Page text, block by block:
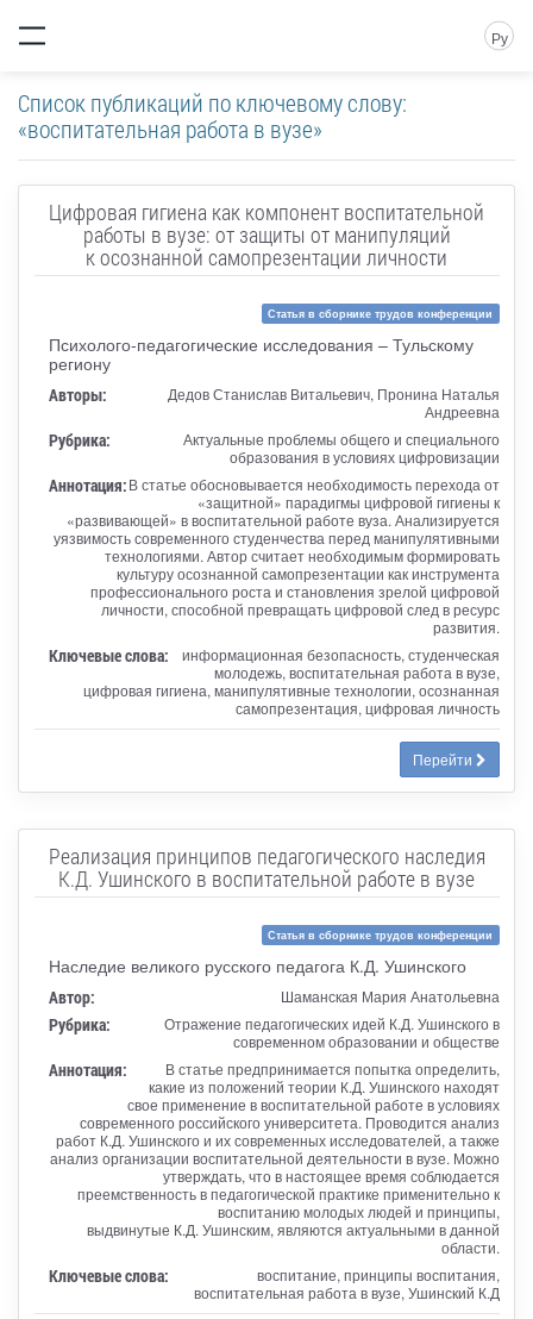
Ру
Список публикаций по ключевому слову:
«воспитательная работа в вузе»
Цифровая гигиена как компонент воспитательной
работы в вузе: от защиты от манипуляций
к осознанной самопрезентации личности
Статья в сборнике трудов конференции
Психолого-педагогические исследования – Тульскому
региону
Авторы:
Дедов Станислав Витальевич, Пронина Наталья
Андреевна
Рубрика:
Актуальные проблемы общего и специального
образования в условиях цифровизации
Аннотация:В статье обосновывается необходимость перехода от
«защитной» парадигмы цифровой гигиены к
«развивающей» в воспитательной работе вуза. Анализируется
уязвимость современного студенчества перед манипулятивными
технологиями. Автор считает необходимым формировать
культуру осознанной самопрезентации как инструмента
профессионального роста и становления зрелой цифровой
личности, способной превращать цифровой след в ресурс
развития.
Ключевые слова:
информационная безопасность, студенческая
молодежь, воспитательная работа в вузе,
цифровая гигиена, манипулятивные технологии, осознанная
самопрезентация, цифровая личность
Перейти
Реализация принципов педагогического наследия
К.Д. Ушинского в воспитательной работе в вузе
Статья в сборнике трудов конференции
Наследие великого русского педагога К.Д. Ушинского
Автор: Шаманская Мария Анатольевна
Рубрика:
Отражение педагогических идей К.Д. Ушинского в
современном образовании и обществе
Аннотация:
В статье предпринимается попытка определить,
какие из положений теории К.Д. Ушинского находят
свое применение в воспитательной работе в условиях
современного российского университета. Проводится анализ
работ К.Д. Ушинского и их современных исследователей, а также
анализ организации воспитательной деятельности в вузе. Можно
утверждать, что в настоящее время соблюдается
преемственность в педагогической практике применительно к
воспитанию молодых людей и принципы,
выдвинутые К.Д. Ушинским, являются актуальными в данной
области.
Ключевые слова:
воспитание, принципы воспитания,
воспитательная работа в вузе, Ушинский К.Д